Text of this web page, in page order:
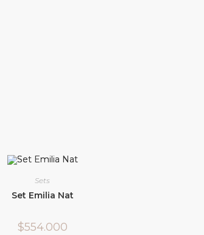
Sets
Set Emilia Nat
$554.000